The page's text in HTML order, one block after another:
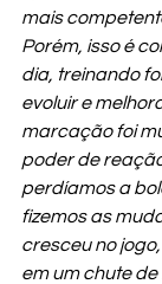
mais
Porém, isso é
dia, treinando
evoluir e
marcação foi
poder de
perdíamos a
fizemos as
cresceu no
em um chute